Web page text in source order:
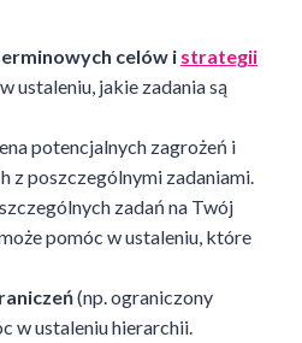
celów i strategii
ustaleniu, jakie zadania są
potencjalnych zagrożeń i
z poszczególnymi zadaniami.
zadań na Twój
pomóc w ustaleniu, które
(np. ograniczony
w ustaleniu hierarchii.